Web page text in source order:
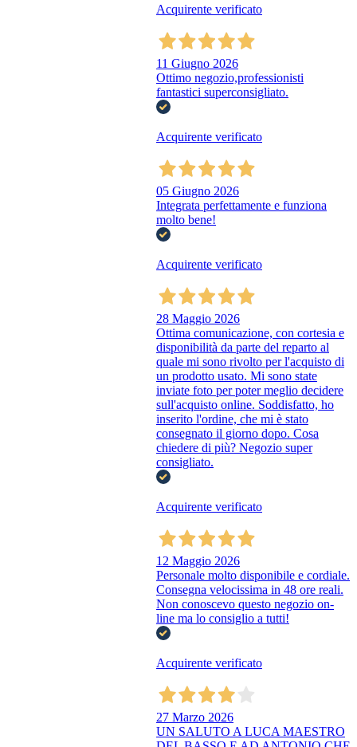
Acquirente verificato
11 Giugno 2026
Ottimo negozio,professionisti
fantastici superconsigliato.
Acquirente verificato
05 Giugno 2026
Integrata perfettamente e funziona
molto bene!
Acquirente verificato
28 Maggio 2026
Ottima comunicazione, con cortesia e
disponibilità da parte del reparto al
quale mi sono rivolto per l'acquisto di
un prodotto usato. Mi sono state
inviate foto per poter meglio decidere
sull'acquisto online. Soddisfatto, ho
inserito l'ordine, che mi è stato
consegnato il giorno dopo. Cosa
chiedere di più? Negozio super
consigliato.
Acquirente verificato
12 Maggio 2026
Personale molto disponibile e cordiale.
Consegna velocissima in 48 ore reali.
Non conoscevo questo negozio on-
line ma lo consiglio a tutti!
Acquirente verificato
27 Marzo 2026
UN SALUTO A LUCA MAESTRO